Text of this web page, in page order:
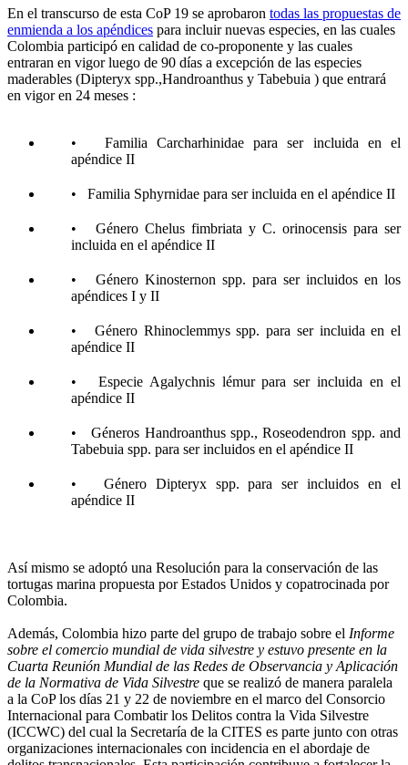
En el transcurso de esta CoP 19 se aprobaron todas las propuestas de
enmienda a los apéndices para incluir nuevas especies, en las cuales
Colombia participó en calidad de co-proponente y las cuales
entraran en vigor luego de 90 días a excepción de las especies
maderables (Dipteryx spp.,Handroanthus y Tabebuia ) que entrará
en vigor en 24 meses :
• Familia Carcharhinidae para ser incluida en el
apéndice II
• Familia Sphyrnidae para ser incluida en el apéndice II
• Género Chelus fimbriata y C. orinocensis para ser
incluida en el apéndice II
• Género Kinosternon spp. para ser incluidos en los
apéndices I y II
• Género Rhinoclemmys spp. para ser incluida en el
apéndice II
• Especie Agalychnis lémur para ser incluida en el
apéndice II
• Géneros Handroanthus spp., Roseodendron spp. and
Tabebuia spp. para ser incluidos en el apéndice II
• Género Dipteryx spp. para ser incluidos en el
apéndice II
Así mismo se adoptó una Resolución para la conservación de las
tortugas marina propuesta por Estados Unidos y copatrocinada por
Colombia.
Además, Colombia hizo parte del grupo de trabajo sobre el Informe
sobre el comercio mundial de vida silvestre y estuvo presente en la
Cuarta Reunión Mundial de las Redes de Observancia y Aplicación
de la Normativa de Vida Silvestre que se realizó de manera paralela
a la CoP los días 21 y 22 de noviembre en el marco del Consorcio
Internacional para Combatir los Delitos contra la Vida Silvestre
(ICCWC) del cual la Secretaría de la CITES es parte junto con otras
organizaciones internacionales con incidencia en el abordaje de